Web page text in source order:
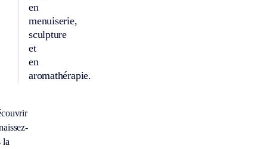
en
menuiserie,
sculpture
et
en
aromathérapie.
la